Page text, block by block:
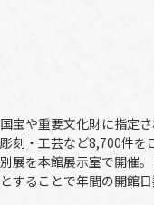
国宝や重要文化財に指定
彫刻・工芸など8,700件を
別展を本館展示室で開催
とすることで年間の開館